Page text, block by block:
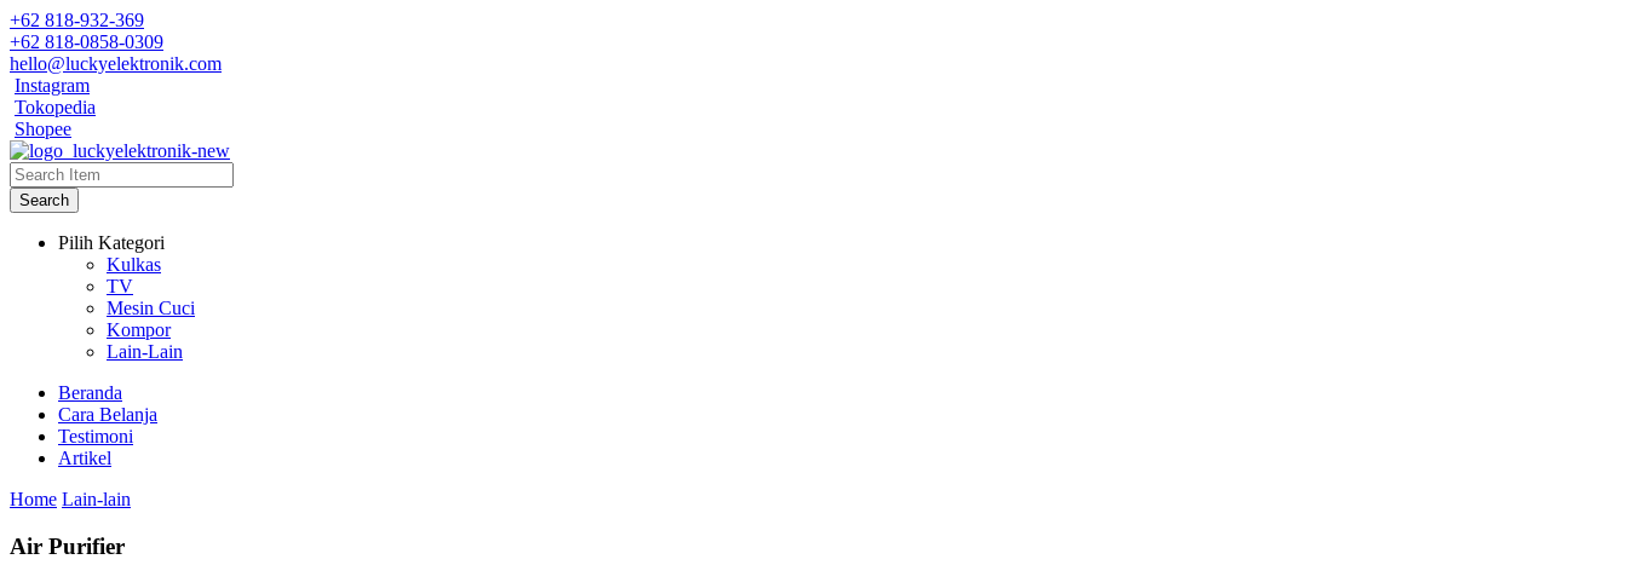
+62 818-932-369
+62 818-0858-0309
hello@luckyelektronik.com
Instagram
Tokopedia
Shopee
Search
Pilih Kategori
Kulkas
TV
Mesin Cuci
Kompor
Lain-Lain
Beranda
Cara Belanja
Testimoni
Artikel
Home Lain-lain
Air Purifier